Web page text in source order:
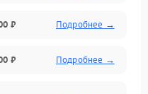
₽ Подробнее →
₽ Подробнее →